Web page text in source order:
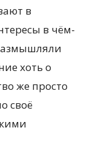
в
в чём-
хоть о
же просто
своё